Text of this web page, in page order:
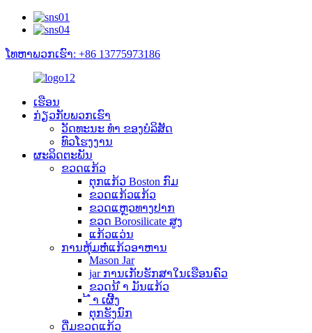
ໂທຫາພວກເຮົາ: +86 13775973186
ເຮືອນ
ກ່ຽວ​ກັບ​ພວກ​ເຮົາ
ວັດທະນະ ທຳ ຂອງບໍລິສັດ
ທົວໂຮງງານ
ຜະລິດຕະພັນ
ຂວດແກ້ວ
ຕຸກແກ້ວ Boston ກົມ
ຂວດແກ້ວແກ້ວ
ຂວດແຫຼວທາງປາກ
ຂວດ Borosilicate ສູງ
ແກ້ວແວ່ນ
ການຫຸ້ມຫໍ່ແກ້ວອາຫານ
Mason Jar
jar ການເກັບຮັກສາໃນເຮືອນຄົວ
ຂວດນ້ ຳ ມັນແກ້ວ
້ ຳ ເຜີ້ງ
ຕຸກຮັງນົກ
ດື່ມຂວດແກ້ວ